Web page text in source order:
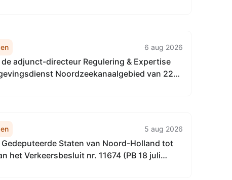
6 aug 2026
adjunct-directeur Regulering & Expertise
Noordzeekanaalgebied van 22
5 aug 2026
Staten van Noord-Holland tot
het Verkeersbesluit nr. 11674 (PB 18 juli